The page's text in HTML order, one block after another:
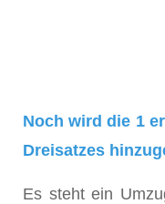
Noch wird die 1
Dreisatzes
Es steht ein